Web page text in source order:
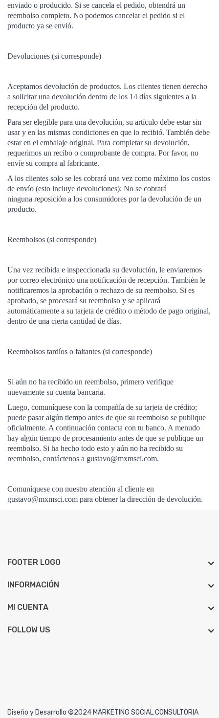
enviado o producido. Si se cancela el pedido, obtendrá un
reembolso completo. No podemos cancelar el pedido si el
producto ya se envió.
Devoluciones (si corresponde)
Aceptamos devolución de productos. Los clientes tienen derecho
a solicitar una devolución dentro de los 14 días siguientes a la
recepción del producto.
Para ser elegible para una devolución, su artículo debe estar sin
usar y en las mismas condiciones en que lo recibió. También debe
estar en el embalaje original. Para completar su devolución,
requerimos un recibo o comprobante de compra. Por favor, no
envíe su compra al fabricante.
A los clientes solo se les cobrará una vez como máximo los costos
de envío (esto incluye devoluciones); No se cobrará
ninguna reposición a los consumidores por la devolución de un
producto.
Reembolsos (si corresponde)
Una vez recibida e inspeccionada su devolución, le enviaremos
por correo electrónico una notificación de recepción. También le
notificaremos la aprobación o rechazo de su reembolso. Si es
aprobado, se procesará su reembolso y se aplicará
automáticamente a su tarjeta de crédito o método de pago original,
dentro de una cierta cantidad de días.
Reembolsos tardíos o faltantes (si corresponde)
Si aún no ha recibido un reembolso, primero verifique
nuevamente su cuenta bancaria.
Luego, comuníquese con la compañía de su tarjeta de crédito;
puede pasar algún tiempo antes de que su reembolso se publique
oficialmente. A continuación contacta con tu banco. A menudo
hay algún tiempo de procesamiento antes de que se publique un
reembolso. Si ha hecho todo esto y aún no ha recibido su
reembolso, contáctenos a gustavo@mxmsci.com.
Comuníquese con nuestro atención al cliente en
gustavo@mxmsci.com para obtener la dirección de devolución.
FOOTER LOGO
INFORMACIÓN
MI CUENTA
FOLLOW US
Diseño y Desarrollo ©2024 MARKETING SOCIAL CONSULTORIA